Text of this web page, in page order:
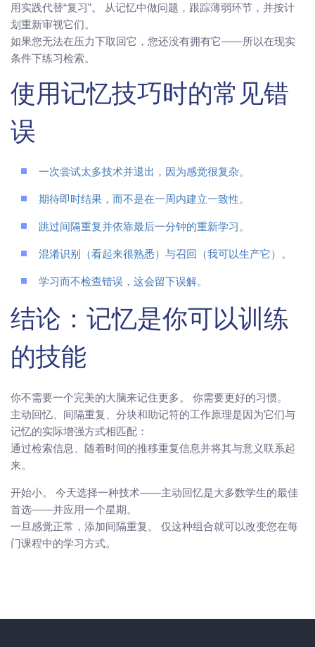
用实践代替“复习”。 从记忆中做问题，跟踪薄弱环节，并按计
划重新审视它们。
如果您无法在压力下取回它，您还没有拥有它——所以在现实
条件下练习检索。
使用记忆技巧时的常见错
误
一次尝试太多技术并退出，因为感觉很复杂。
期待即时结果，而不是在一周内建立一致性。
跳过间隔重复并依靠最后一分钟的重新学习。
混淆识别（看起来很熟悉）与召回（我可以生产它）。
学习而不检查错误，这会留下误解。
结论：记忆是你可以训练
的技能
你不需要一个完美的大脑来记住更多。 你需要更好的习惯。
主动回忆、间隔重复、分块和助记符的工作原理是因为它们与
记忆的实际增强方式相匹配：
通过检索信息、随着时间的推移重复信息并将其与意义联系起
来。
开始小。 今天选择一种技术——主动回忆是大多数学生的最佳
首选——并应用一个星期。
一旦感觉正常，添加间隔重复。 仅这种组合就可以改变您在每
门课程中的学习方式。